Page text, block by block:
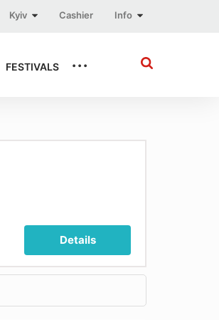
Info
Cashier
Kyiv
FESTIVALS ...
Details